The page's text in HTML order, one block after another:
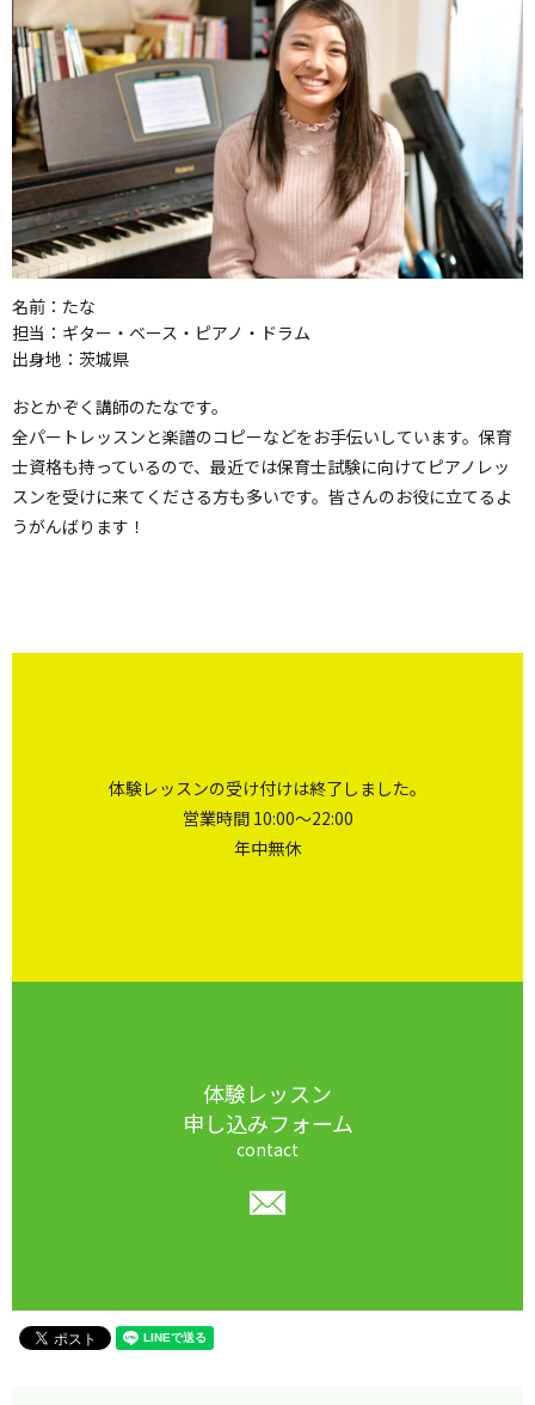
名前： たな
担当： ギター・ベース・ピアノ・ドラム
出身地：茨城県
おとかぞく講師のたなです。
全パートレッスンと楽譜のコピーなどをお手伝いしています。保育
士資格も持っているので、最近では保育士試験に向けてピアノレッ
スンを受けに来てくださる方も多いです。皆さんのお役に立てるよ
うがんばります！
体験レッスンの受け付けは終了しました。
営業時間 10:00～22:00
年中無休
体験レッスン
申し込みフォーム
contact